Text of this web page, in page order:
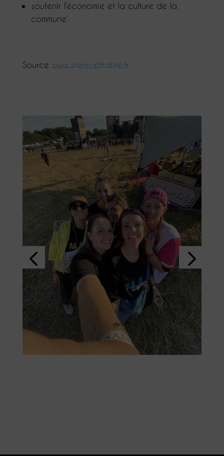
soutenir l’économie et la culture de la
commune’
Source www.stereophobie.fr